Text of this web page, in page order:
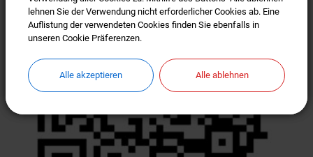
lehnen Sie der Verwendung nicht erforderlicher Cookies ab. Eine
Auflistung der verwendeten Cookies finden Sie ebenfalls in
unseren Cookie Präferenzen.
Alle akzeptieren Alle ablehnen
lehnen Sie der Verwendung nicht erforderlicher Cookies ab. Eine
Auflistung der verwendeten Cookies finden Sie ebenfalls in
unseren Cookie Präferenzen.
Alle akzeptieren Alle ablehnen